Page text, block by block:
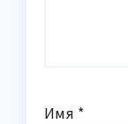
Имя *